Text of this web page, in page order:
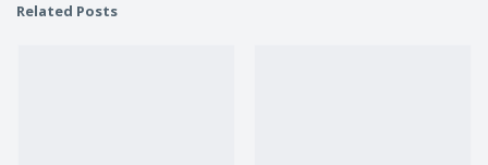
Related Posts